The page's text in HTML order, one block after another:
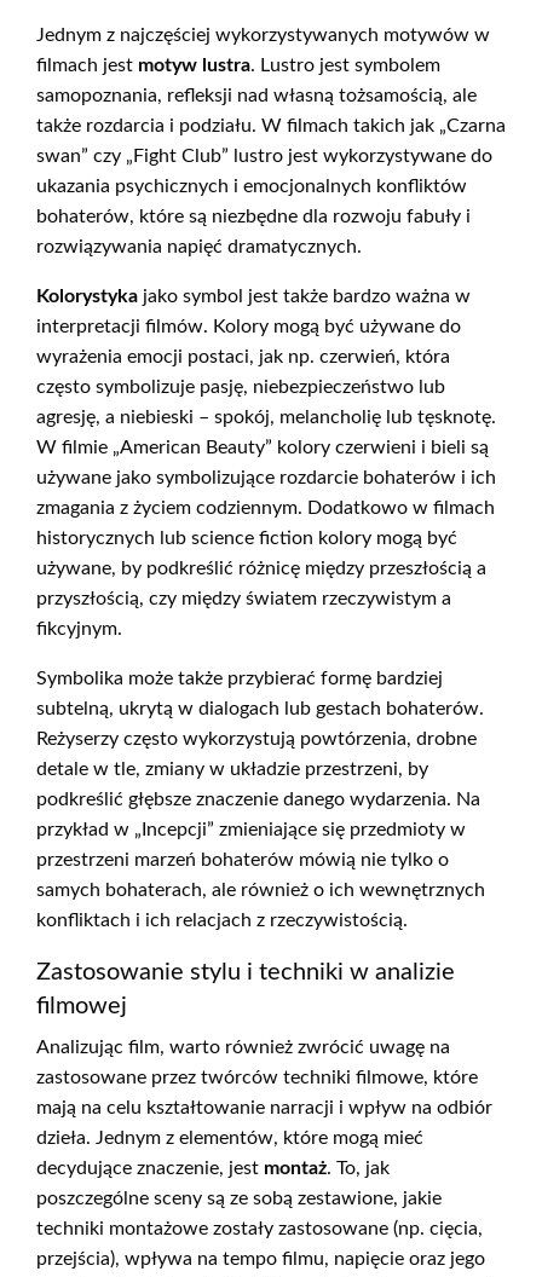
Jednym z najczęściej wykorzystywanych motywów w
filmach jest motyw lustra. Lustro jest symbolem
samopoznania, refleksji nad własną tożsamością, ale
także rozdarcia i podziału. W filmach takich jak „Czarna
swan” czy „Fight Club” lustro jest wykorzystywane do
ukazania psychicznych i emocjonalnych konfliktów
bohaterów, które są niezbędne dla rozwoju fabuły i
rozwiązywania napięć dramatycznych.
Kolorystyka jako symbol jest także bardzo ważna w
interpretacji filmów. Kolory mogą być używane do
wyrażenia emocji postaci, jak np. czerwień, która
często symbolizuje pasję, niebezpieczeństwo lub
agresję, a niebieski – spokój, melancholię lub tęsknotę.
W filmie „American Beauty” kolory czerwieni i bieli są
używane jako symbolizujące rozdarcie bohaterów i ich
zmagania z życiem codziennym. Dodatkowo w filmach
historycznych lub science fiction kolory mogą być
używane, by podkreślić różnicę między przeszłością a
przyszłością, czy między światem rzeczywistym a
fikcyjnym.
Symbolika może także przybierać formę bardziej
subtelną, ukrytą w dialogach lub gestach bohaterów.
Reżyserzy często wykorzystują powtórzenia, drobne
detale w tle, zmiany w układzie przestrzeni, by
podkreślić głębsze znaczenie danego wydarzenia. Na
przykład w „Incepcji” zmieniające się przedmioty w
przestrzeni marzeń bohaterów mówią nie tylko o
samych bohaterach, ale również o ich wewnętrznych
konfliktach i ich relacjach z rzeczywistością.
Zastosowanie stylu i techniki w analizie
filmowej
Analizując film, warto również zwrócić uwagę na
zastosowane przez twórców techniki filmowe, które
mają na celu kształtowanie narracji i wpływ na odbiór
dzieła. Jednym z elementów, które mogą mieć
decydujące znaczenie, jest montaż. To, jak
poszczególne sceny są ze sobą zestawione, jakie
techniki montażowe zostały zastosowane (np. cięcia,
przejścia), wpływa na tempo filmu, napięcie oraz jego